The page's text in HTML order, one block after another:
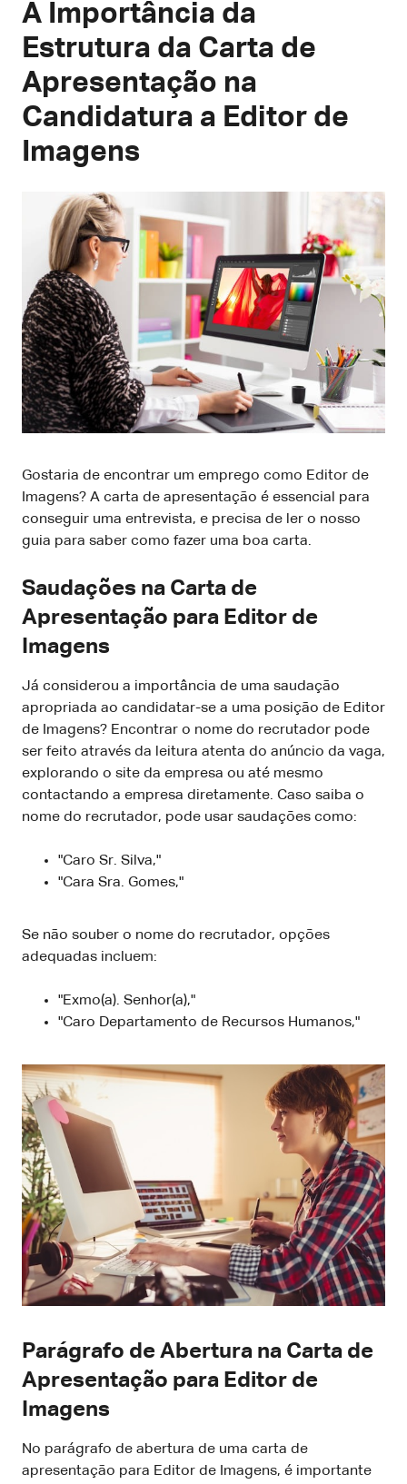
A Importância da
Estrutura da Carta de
Apresentação na
Candidatura a Editor de
Imagens
Gostaria de encontrar um emprego como Editor de
Imagens? A carta de apresentação é essencial para
conseguir uma entrevista, e precisa de ler o nosso
guia para saber como fazer uma boa carta.
Saudações na Carta de
Apresentação para Editor de
Imagens
Já considerou a importância de uma saudação
apropriada ao candidatar-se a uma posição de Editor
de Imagens? Encontrar o nome do recrutador pode
ser feito através da leitura atenta do anúncio da vaga,
explorando o site da empresa ou até mesmo
contactando a empresa diretamente. Caso saiba o
nome do recrutador, pode usar saudações como:
"Caro Sr. Silva,"
"Cara Sra. Gomes,"
Se não souber o nome do recrutador, opções
adequadas incluem:
"Exmo(a). Senhor(a),"
"Caro Departamento de Recursos Humanos,"
Parágrafo de Abertura na Carta de
Apresentação para Editor de
Imagens
No parágrafo de abertura de uma carta de
apresentação para Editor de Imagens, é importante